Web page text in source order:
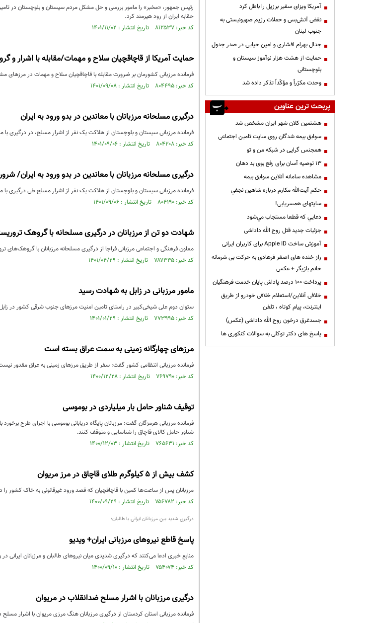
رئیس جمهور، «مخبر» را مامور بررسی و حل مشکل مردم سیستان و بلوچستان در تامین
حقابه ایران از رود هیرمند کرد.
کد خبر: ۸۱۲۵۳۷ تاریخ انتشار : ۱۴۰۱/۱۱/۰۲
حمایت آمریکا از قاچاقچیان سلاح و مهمات/مقابله با اشرار و
فرمانده مرزبانی کشورمان بر ضرورت مقابله با قاچاقچیان سلاح و مهمات در مرزهای
کد خبر: ۸۰۴۴۹۵ تاریخ انتشار : ۱۴۰۱/۰۹/۰۸
درگیری مسلحانه مرزبانان با معاندین در بدو ورود به ایران
فرمانده مرزبانی سیستان و بلوچستان از هلاکت یک نفر از اشرار مسلح، در درگیری با
کد خبر: ۸۰۴۲۰۸ تاریخ انتشار : ۱۴۰۱/۰۹/۰۶
درگیری مسلحانه مرزبانان با معاندین در بدو ورود به ایران/
فرمانده مرزبانی سیستان و بلوچستان از هلاکت یک نفر از اشرار مسلح طی درگیری با
کد خبر: ۸۰۴۱۹۰ تاریخ انتشار : ۱۴۰۱/۰۹/۰۶
شهادت دو تن از مرزبانان در درگیری مسلحانه با گروهک‌
معاون فرهنگی و اجتماعی مرزبانی فراجا از درگیری مسلحانه مرزبانان با
کد خبر: ۷۸۷۳۳۵ تاریخ انتشار : ۱۴۰۱/۰۴/۲۹
مامور مرزبانی در زابل به شهادت رسید
ستوان دوم علی شیخی‌کبیر در راستای تامین امنیت مرزهای جنوب شرقی کشور در
کد خبر: ۷۷۳۹۹۵ تاریخ انتشار : ۱۴۰۱/۰۱/۲۹
مرزهای چهارگانه زمینی به سمت عراق بسته است
فرمانده مرزبانی انتظامی کشور گفت: سفر از طریق مرزهای زمینی به عراق مقدور
کد خبر: ۷۶۹۷۹۰ تاریخ انتشار : ۱۴۰۰/۱۲/۲۸
توقیف شناور حامل بار میلیاردی در بوموسی
فرمانده مرزبانی هرمزگان گفت: مرزبانان پایگاه دریابانی بوموسی با اجرای طرح
شناور حامل کالای قاچاق را شناسایی و متوقف کنند.
کد خبر: ۷۶۵۶۳۱ تاریخ انتشار : ۱۴۰۰/۱۲/۰۳
کشف بیش از 5 کیلوگرم طلای قاچاق در مرز مریوان
مرزبانان پس از ساعت‌ها کمین با قاچاقچیان که قصد ورود غیرقانونی به خاک کشور
کد خبر: ۷۵۶۷۸۲ تاریخ انتشار : ۱۴۰۰/۰۹/۲۹
درگیری شدید بین مرزبانان ایرانی با طالبان؛
پاسخ قاطع نیروهای مرزبانی ایران+ ویدیو
منابع خبری ادعا می‌کنند که درگیری شدیدی میان نیروهای طالبان و مرزبانان ایرانی
کد خبر: ۷۵۴۰۷۴ تاریخ انتشار : ۱۴۰۰/۰۹/۱۰
درگیری مرزبانان با اشرار مسلح ضدانقلاب در مریوان
فرمانده مرزبانی استان کردستان از درگیری مرزبانان هنگ مرزی مریوان با اشرار
آمریکا ویزای سفیر برزیل را باطل کرد
نقض آتش‌بس و حملات رژیم صهیونیستی به
جنوب لبنان
جدال بهرام افشاری و امین حیایی در صدر جدول
حمایت از هشت هزار نوآموز سیستان و
بلوچستانی
وحدت مکرّراً و مؤکّداً تذکر داده شد
پربحث ترین عناوین
هشتمین کلان شهر ایران مشخص شد
سوابق بیمه شدگان روی سایت تامین اجتماعی
همجنس گرایی در شبکه من و تو
13 توصیه آسان برای رفع بوی بد دهان
مشاهده سامانه آنلاين سوابق بیمه
حكم آيت‌الله مكارم درباره شاهين نجفي
سایتهای همسریابی!
دعايي كه قطعا مستجاب مي‌شود
جزئیات جدید قتل روح الله داداشی
آموزش ساخت Apple ID برای کاربران ایرانی
راز خنده های اصغر فرهادی به حرکت بی شرمانه
خانم بازیگر + عکس
پرداخت ۱۰۰ درصد پاداش پایان خدمت فرهنگیان
خلافی آنلاین/استعلام خلافی خودرو از طریق
اینترنت، پیام کوتاه ، تلفن
جسدغرق درخون روح الله داداشی (عکس)
پاسخ های دکتر توکلی به سوالات کنکوری ها